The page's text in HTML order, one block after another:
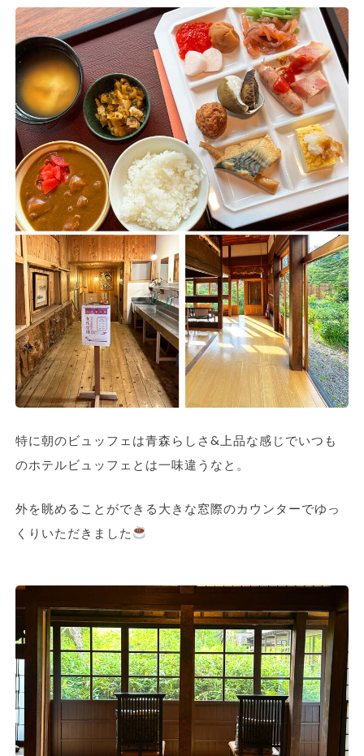
特に朝のビュッフェは青森らしさ&上品な感じでいつも
のホテルビュッフェとは一味違うなと。
外を眺めることができる大きな窓際のカウンターでゆっ
くりいただきました